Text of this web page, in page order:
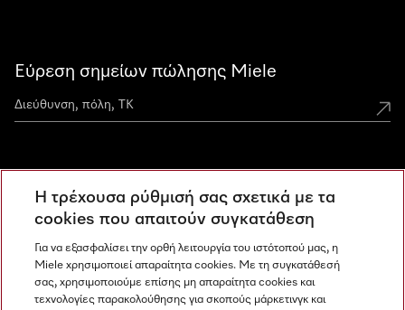
Εύρεση σημείων πώλησης Miele
Ανακαλύψτε τα Miele Experience Center
Newsletter
Η τρέχουσα ρύθμισή σας σχετικά με τα
cookies που απαιτούν συγκατάθεση
Για να εξασφαλίσει την ορθή λειτουργία του ιστότοπού μας, η
Miele χρησιμοποιεί απαραίτητα cookies. Με τη συγκατάθεσή
σας, χρησιμοποιούμε επίσης μη απαραίτητα cookies και
τεχνολογίες παρακολούθησης για σκοπούς μάρκετινγκ και